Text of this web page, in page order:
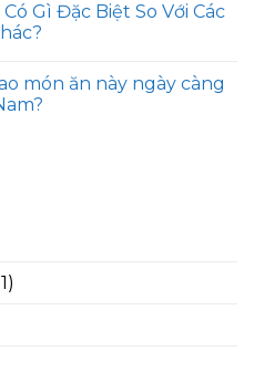
Gì Đặc Biệt So Với Các
món ăn này ngày càng